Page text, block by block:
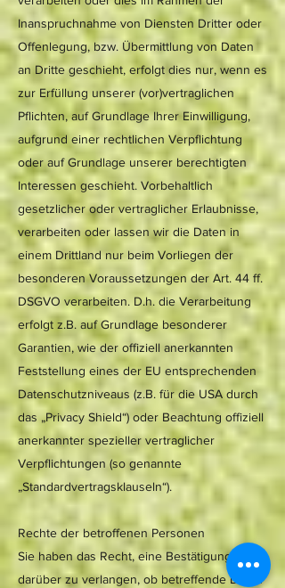
Inanspruchnahme von Diensten Dritter oder
Offenlegung, bzw. Übermittlung von Daten
an Dritte geschieht, erfolgt dies nur, wenn es
zur Erfüllung unserer (vor)vertraglichen
Pflichten, auf Grundlage Ihrer Einwilligung,
aufgrund einer rechtlichen Verpflichtung
oder auf Grundlage unserer berechtigten
Interessen geschieht. Vorbehaltlich
gesetzlicher oder vertraglicher Erlaubnisse,
verarbeiten oder lassen wir die Daten in
einem Drittland nur beim Vorliegen der
besonderen Voraussetzungen der Art. 44 ff.
DSGVO verarbeiten. D.h. die Verarbeitung
erfolgt z.B. auf Grundlage besonderer
Garantien, wie der offiziell anerkannten
Feststellung eines der EU entsprechenden
Datenschutzniveaus (z.B. für die USA durch
das „Privacy Shield“) oder Beachtung offiziell
anerkannter spezieller vertraglicher
Verpflichtungen (so genannte
„Standardvertragsklauseln“).
Rechte der betroffenen Personen
Sie haben das Recht, eine Bestätigung
darüber zu verlangen, ob betreffende Daten